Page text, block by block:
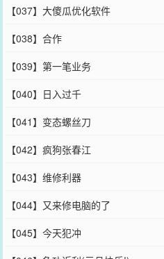
【037】大傻瓜优化软件
【038】合作
【039】第一笔业务
【040】日入过千
【041】变态螺丝刀
【042】疯狗张春江
【043】维修利器
【044】又来修电脑的了
【045】今天犯冲